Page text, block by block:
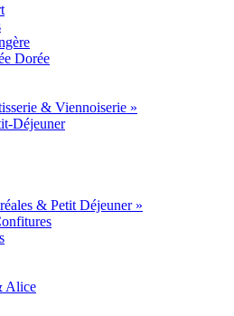
Dorée
& Viennoiserie »
Déjeuner
& Petit Déjeuner »
Alice